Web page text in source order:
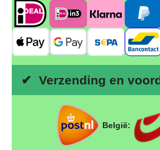
✔ Verzending en
België: